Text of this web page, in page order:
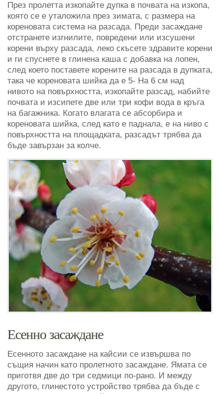
През пролетта изкопайте дупка в почвата на изкопа,
която се е уталожила през зимата, с размера на
кореновата система на разсада. Преди засаждане
отстранете изгнилите, повредени или изсушени
корени върху разсада, леко скъсете здравите корени
и ги спуснете в глинена каша с добавка на лопен,
след което поставете корените на разсада в дупката,
така че кореновата шийка да е 5- На 6 см над
нивото на повърхността, изкопайте разсад, набийте
почвата и изсипете две или три кофи вода в кръга
на багажника. Когато влагата се абсорбира и
кореновата шийка, след като е паднала, е на ниво с
повърхността на площадката, разсадът трябва да
бъде завързан за колче.
Есенно засаждане
Есенното засаждане на кайсии се извършва по
същия начин като пролетното засаждане. Ямата се
приготвя две до три седмици по-рано. И между
другото, глинестото устройство трябва да бъде с